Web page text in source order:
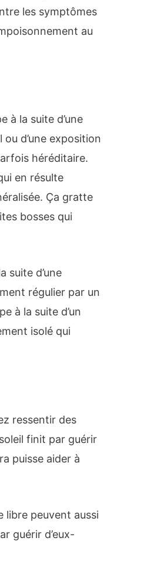
les symptômes
au
à la suite d’une
d’une exposition
héréditaire.
en résulte
Ça gratte
bosses qui
suite d’une
régulier par un
à la suite d’un
isolé qui
ressentir des
finit par guérir
puisse aider à
libre peuvent aussi
guérir d’eux-